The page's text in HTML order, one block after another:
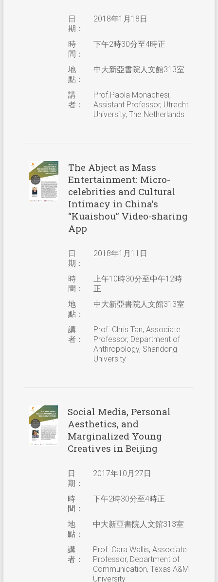
日
期：
2018年1月18日
時
間：
下午2時30分至4時正
地
點：
中大新亞書院人文館313室
講
者：
Prof.Paola Monachesi,
Assistant Professor, Utrecht
University, The Netherlands
The Abject as Mass
Entertainment: Micro-
celebrities and Cultural
Intimacy in China’s
“Kuaishou” Video-sharing
App
日
期：
2018年1月11日
時
間：
上午10時30分至中午12時
正
地
點：
中大新亞書院人文館313室
講
者：
Prof. Chris Tan, Associate
Professor, Department of
Anthropology, Shandong
University
Social Media, Personal
Aesthetics, and
Marginalized Young
Creatives in Beijing
日
期：
2017年10月27日
時
間：
下午2時30分至4時正
地
點：
中大新亞書院人文館313室
講
者：
Prof. Cara Wallis, Associate
Professor, Department of
Communication, Texas A&M
University